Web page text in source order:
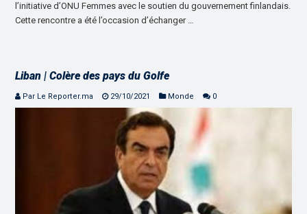
l’initiative d’ONU Femmes avec le soutien du gouvernement finlandais.
Cette rencontre a été l’occasion d’échanger …
Liban | Colère des pays du Golfe
Par Le Reporter.ma 29/10/2021 Monde 0